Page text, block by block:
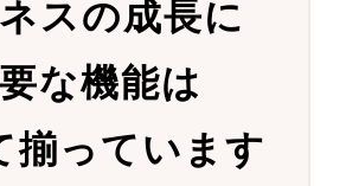
スの成長に
な機能は
揃っています